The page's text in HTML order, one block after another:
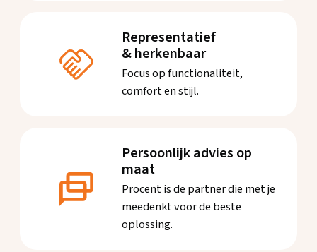
Representatief
& herkenbaar
Focus op functionaliteit,
comfort en stijl.
Persoonlijk advies op
maat
Procent is de partner die met je
meedenkt voor de beste
oplossing.